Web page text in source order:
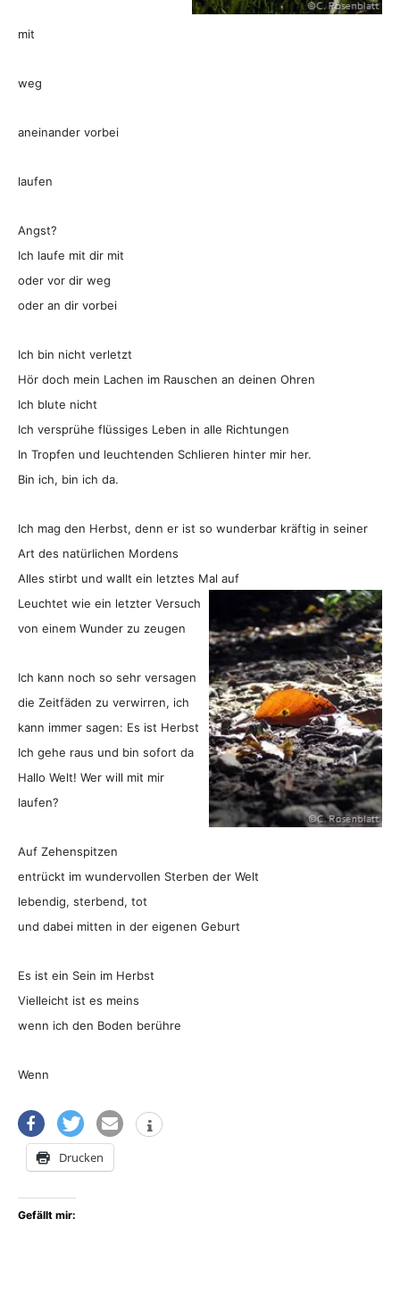
mit
weg
aneinander vorbei
laufen
Angst?
Ich laufe mit dir mit
oder vor dir weg
oder an dir vorbei
Ich bin nicht verletzt
Hör doch mein Lachen im Rauschen an deinen Ohren
Ich blute nicht
Ich versprühe flüssiges Leben in alle Richtungen
In Tropfen und leuchtenden Schlieren hinter mir her.
Bin ich, bin ich da.
Ich mag den Herbst, denn er ist so wunderbar kräftig in seiner
Art des natürlichen Mordens
Alles stirbt und wallt ein letztes Mal auf
Leuchtet wie ein letzter Versuch
von einem Wunder zu zeugen
Ich kann noch so sehr versagen
die Zeitfäden zu verwirren, ich
kann immer sagen: Es ist Herbst
Ich gehe raus und bin sofort da
Hallo Welt! Wer will mit mir
laufen?
Auf Zehenspitzen
entrückt im wundervollen Sterben der Welt
lebendig, sterbend, tot
und dabei mitten in der eigenen Geburt
Es ist ein Sein im Herbst
Vielleicht ist es meins
wenn ich den Boden berühre
Wenn
Drucken
Gefällt mir: